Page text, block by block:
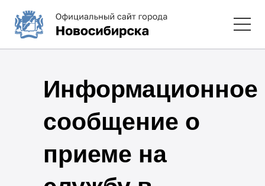
Информационное
сообщение о
приеме на